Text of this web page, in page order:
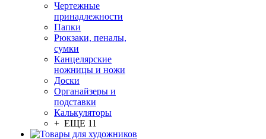
Чертежные
принадлежности
Папки
Рюкзаки, пеналы,
сумки
Канцелярские
ножницы и ножи
Доски
Органайзеры и
подставки
Калькуляторы
+ ЕЩЕ 11